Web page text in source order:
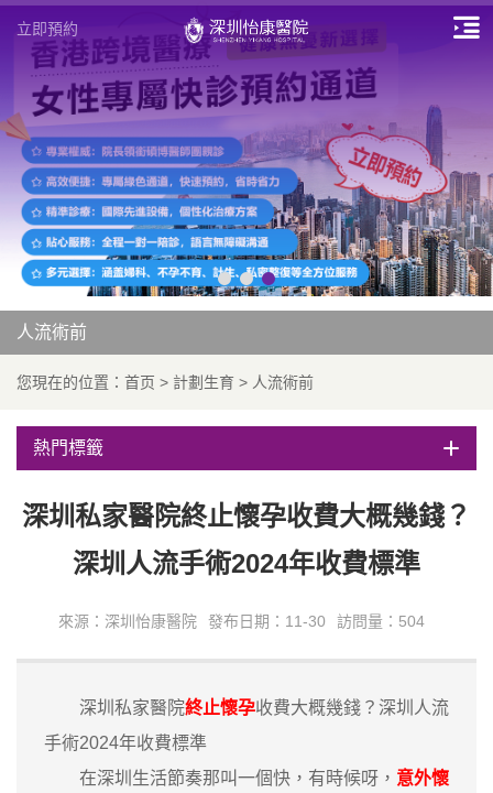
立即預約
人流術前
您現在的位置： 首页 > 計劃生育 > 人流術前
熱門標籤
深圳私家醫院終止懷孕收費大概幾錢？
深圳人流手術2024年收費標準
來源：深圳怡康醫院 發布日期：11-30 訪問量：504
深圳私家醫院終止懷孕收費大概幾錢？深圳人流
手術2024年收費標準
在深圳生活節奏那叫一個快，有時候呀， 意外懷